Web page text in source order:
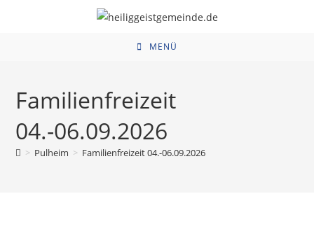
MENÜ
Familienfreizeit
04.-06.09.2026
> Pulheim > Familienfreizeit 04.-06.09.2026